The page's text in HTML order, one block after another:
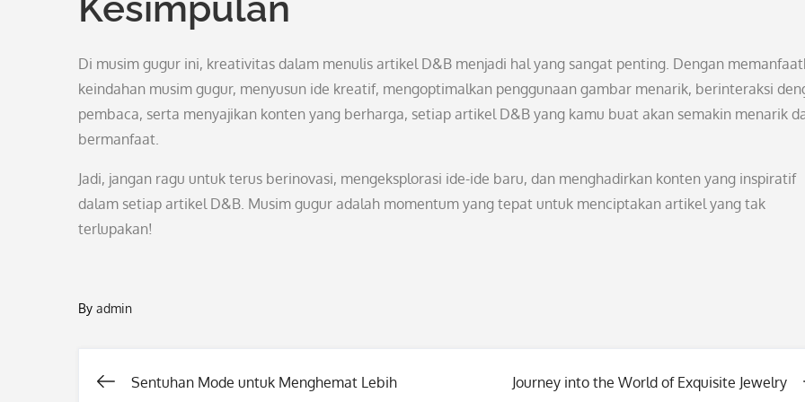
Di musim gugur ini, kreativitas dalam menulis artikel D&B menjadi hal yang sangat penting. Dengan
keindahan musim gugur, menyusun ide kreatif, mengoptimalkan penggunaan gambar menarik, berinteraksi
pembaca, serta menyajikan konten yang berharga, setiap artikel D&B yang kamu buat akan semakin menarik
bermanfaat.
Jadi, jangan ragu untuk terus berinovasi, mengeksplorasi ide-ide baru, dan menghadirkan konten yang inspiratif
dalam setiap artikel D&B. Musim gugur adalah momentum yang tepat untuk menciptakan artikel yang tak
terlupakan!
By admin
Sentuhan Mode untuk Menghemat Lebih
Journey into the World of Exquisite Jewelry